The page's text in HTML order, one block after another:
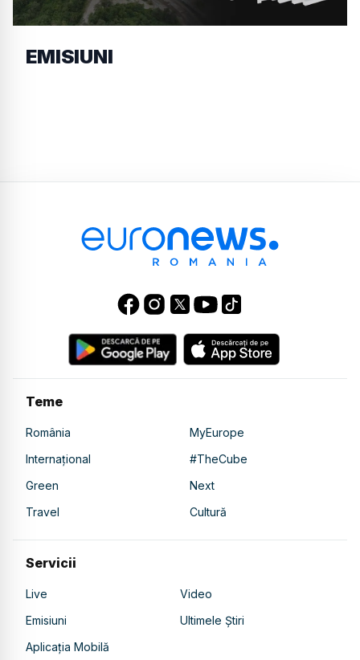
EMISIUNI
Teme
România
MyEurope
Internațional
#TheCube
Green
Next
Travel
Cultură
Servicii
Live
Video
Emisiuni
Ultimele Știri
Aplicația Mobilă